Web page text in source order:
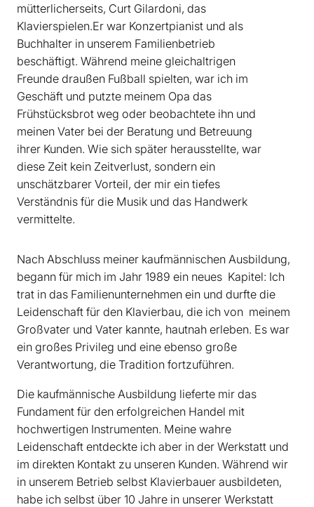
mütterlicherseits, Curt Gilardoni, das
Klavierspielen.Er war Konzertpianist und als
Buchhalter in unserem Familienbetrieb
beschäftigt. Während meine gleichaltrigen
Freunde draußen Fußball spielten, war ich im
Geschäft und putzte meinem Opa das
Frühstücksbrot weg oder beobachtete ihn und
meinen Vater bei der Beratung und Betreuung
ihrer Kunden. Wie sich später herausstellte, war
diese Zeit kein Zeitverlust, sondern ein
unschätzbarer Vorteil, der mir ein tiefes
Verständnis für die Musik und das Handwerk
vermittelte.
Nach Abschluss meiner kaufmännischen Ausbildung,
begann für mich im Jahr 1989 ein neues ­ Kapitel: Ich
trat in das Familien­unternehmen ein und durfte die
Leidenschaft für den Klavierbau, die ich von ­ meinem
Großvater und Vater kannte, hautnah erleben. Es war
ein großes Privileg und eine ebenso große
Verantwortung, die Tradition fortzuführen.
Die kaufmännische Ausbildung lieferte mir das
Fundament für den­ erfolgreichen Handel mit
hochwertigen Instrumenten. Meine ­wahre
Leidenschaft entdeckte ich aber in der Werkstatt und
im direkten­ Kontakt zu unseren Kunden. Während wir
in unserem Betrieb selbst Klavierbauer ausbildeten,
habe ich selbst über 10 Jahre in unserer Werkstatt